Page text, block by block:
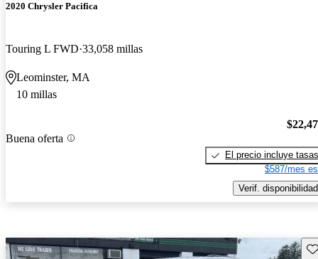
2020 Chrysler Pacifica
Touring L FWD 33,058 millas
Leominster, MA
10 millas
Buena oferta
El precio incluye tasas
$587/mes
Verif. disponibilidad